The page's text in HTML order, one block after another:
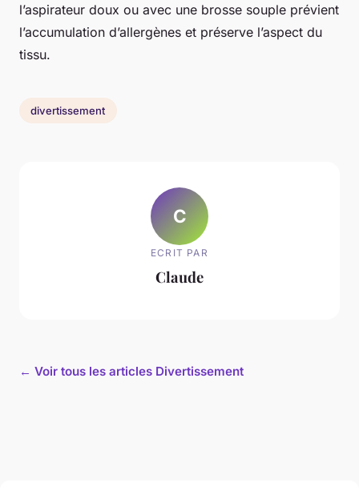
l’aspirateur doux ou avec une brosse souple prévient
l’accumulation d’allergènes et préserve l’aspect du
tissu.
divertissement
C
ECRIT PAR
Claude
← Voir tous les articles Divertissement